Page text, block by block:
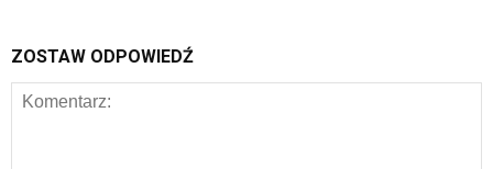
ZOSTAW ODPOWIEDŹ